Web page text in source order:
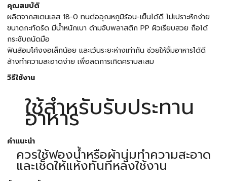
คุณสมบัติ
ผลิตจากสเตนเลส 18-0 ทนต่ออุณหภูมิร้อน-เย็นได้ดี ไม่เปราะหักง่าย
ขนาดกะทัดรัด มีน้ำหนักเบา ด้ามจับพลาสติก PP ผิวเรียบสวย ถือได้
กระชับถนัดมือ
ฟันส้อมโค้งงอเล็กน้อย และเว้นระยะห่างเท่ากัน ช่วยให้จิ้มอาหารได้ดี
ล้างทำความสะอาดง่าย เพื่อลดการเกิดคราบสะสม
วิธีใช้งาน
ใช้สำหรับรับประทาน
อาหาร
คำแนะนำ
ควรใช้ฟองน้ำหรือผ้านุ่มทำความสะอาด
และเช็ดให้แห้งทันทีหลังใช้งาน